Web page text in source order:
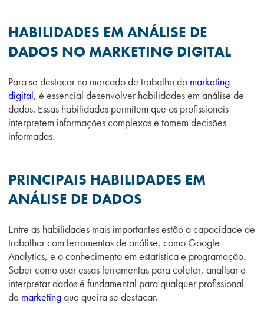
HABILIDADES EM ANÁLISE DE
DADOS NO MARKETING DIGITAL
Para se destacar no mercado de trabalho do marketing
digital, é essencial desenvolver habilidades em análise de
dados. Essas habilidades permitem que os profissionais
interpretem informações complexas e tomem decisões
informadas.
PRINCIPAIS HABILIDADES EM
ANÁLISE DE DADOS
Entre as habilidades mais importantes estão a capacidade de
trabalhar com ferramentas de análise, como Google
Analytics, e o conhecimento em estatística e programação.
Saber como usar essas ferramentas para coletar, analisar e
interpretar dados é fundamental para qualquer profissional
de marketingque queira se destacar.